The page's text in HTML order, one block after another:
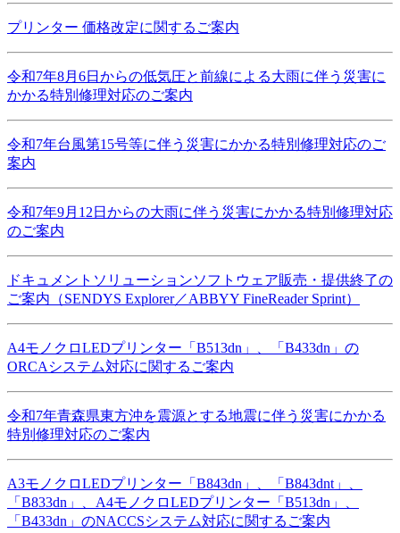
プリンター 価格改定に関するご案内
令和7年8月6日からの低気圧と前線による大雨に伴う災害に
かかる特別修理対応のご案内
令和7年台風第15号等に伴う災害にかかる特別修理対応のご
案内
令和7年9月12日からの大雨に伴う災害にかかる特別修理対応
のご案内
ドキュメントソリューションソフトウェア販売・提供終了の
ご案内（SENDYS Explorer／ABBYY FineReader Sprint）
A4モノクロLEDプリンター「B513dn」、「B433dn」の
ORCAシステム対応に関するご案内
令和7年青森県東方沖を震源とする地震に伴う災害にかかる
特別修理対応のご案内
A3モノクロLEDプリンター「B843dn」、「B843dnt」、
「B833dn」、A4モノクロLEDプリンター「B513dn」、
「B433dn」のNACCSシステム対応に関するご案内